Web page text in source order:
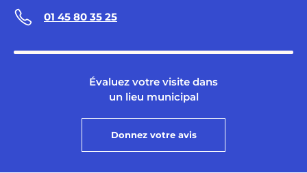
01 45 80 35 25
Évaluez votre visite dans
un lieu municipal
Donnez votre avis